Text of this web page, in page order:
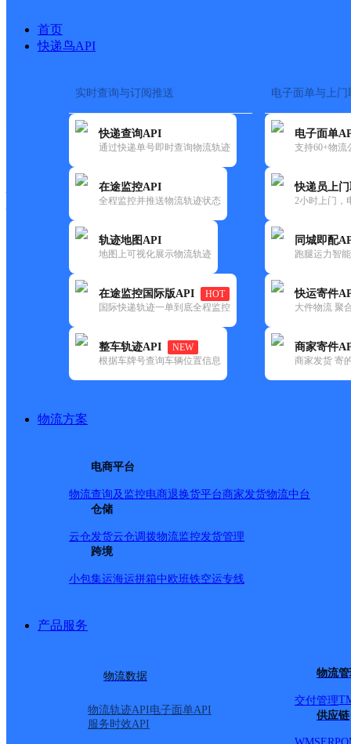
首页
快递鸟API
实时查询与订阅推送
快递查询API
通过快递单号即时查询物流轨迹
在途监控API
全程监控并推送物流轨迹状态
轨迹地图API
地图上可视化展示物流轨迹
在途监控国际版API
HOT
国际快递轨迹一单到底全程监控
整车轨迹API
NEW
根据车牌号查询车辆位置信息
电子面单与上门
电子面单
支持60+物流
快递员上
2小时上门，
同城即配
跑腿运力智
快运寄件
大件物流 聚
商家寄件
商家发货 寄
物流方案
电商平台
物流查询及监控电商退换货平台商家发货物流中台
仓储
云仓发货云仓调拨物流监控发货管理
跨境
小包集运海运拼箱中欧班铁空运专线
产品服务
物流数据
物流轨迹API电子面单API
服务时效API
物流
交付管理
供应链
快运大全 快递时效
邮政
中国邮政集团有限公司山东省
更新时间：2021-12-03 00:00:00
所属快递：邮政国内
所属区域：山东省-泰安市-东平县
网点地址：山东省泰安市东平县接山镇省道路接山段99号
网点负责人：